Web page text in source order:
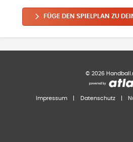
FÜGE DEN SPIELPLAN ZU
© 2026
Impressum Datenschutz